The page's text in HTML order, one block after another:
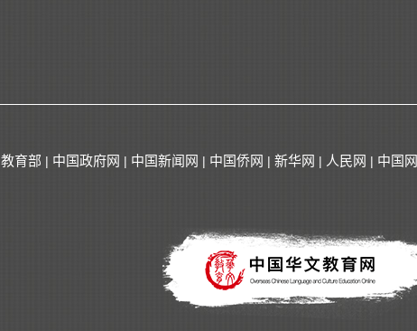
教育部 | 中国政府网 | 中国新闻网 | 中国侨网 | 新华网 | 人民网 | 中国网